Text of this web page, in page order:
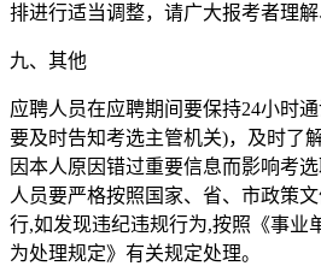
排进行适当调整，请广大报考者理解
九、其他
应聘人员在应聘期间要保持24小时
要及时告知考选主管机关)，及时了
因本人原因错过重要信息而影响考
人员要严格按照国家、省、市政策
行,如发现违纪违规行为,按照《事业
为处理规定》有关规定处理。